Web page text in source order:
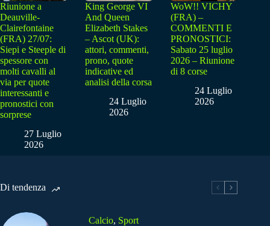
Riunione a
Deauville-
Clairefontaine
(FRA) 27/07:
Siepi e Steeple di
spessore con
molti cavalli al
via per quote
interessanti e
pronostici con
sorprese
27 Luglio
2026
King George VI
And Queen
Elizabeth Stakes
– Ascot (UK):
attori, commenti,
prono, quote
indicative ed
analisi della corsa
24 Luglio
2026
WoW!! VICHY
(FRA) –
COMMENTI E
PRONOSTICI:
Sabato 25 luglio
2026 – Riunione
di 8 corse
24 Luglio
2026
Di tendenza
Calcio, Sport